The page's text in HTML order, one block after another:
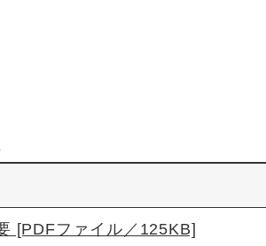
[PDFファイル／125KB]